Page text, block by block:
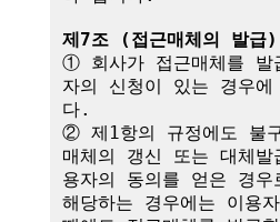
제7조 (접근매체의 발급)
① 회사가 접근매체를 발
자의 신청이 있는 경우에
다.
② 제1항의 규정에도 불
매체의 갱신 또는 대체
용자의 동의를 얻은 경
해당하는 경우에는 이용